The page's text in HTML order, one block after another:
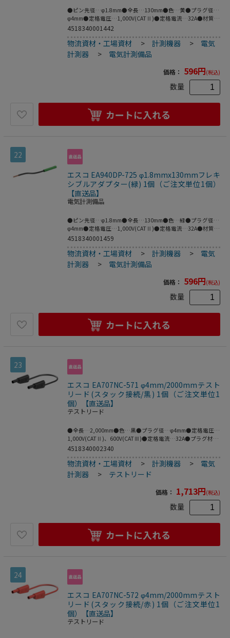
●ピン先径…φ1.8mm●全長…130mm●色…黄●プラグ径…
φ4mm●定格電圧…1,000V(CATⅡ)●定格電流…32A●材質…
真鍮●絶縁タイプ、フレキシブルな銅線アダプタ。●ネジ止
絶縁スリーブ付きφ4mmのMULTILAMプラグに対応。●※プ
ラグとソケットの両方がMULTILAMの場合は接続できませ
ん。●梱包サイズ:105×141×6●梱包重量4g
4518340001442
物流資材・工場資材 >計測機器 > 電気
計測器
> 電気計測備品
価格： 596円(税込)
数量
カートに入れる
22
エスコ EA940DP-725 φ1.8mmx130mmフレキ
シブルアダプター(緑) 1個（ご注文単位1個）
【直送品】
電気計測備品
●ピン先径…φ1.8mm●全長…130mm●色…緑●プラグ径…
φ4mm●定格電圧…1,000V(CATⅡ)●定格電流…32A●材質…
真鍮●絶縁タイプ、フレキシブルな銅線アダプタ。●ネジ止
絶縁スリーブ付きφ4mmのMULTILAMプラグに対応。●※プ
ラグとソケットの両方がMULTILAMの場合は接続できませ
ん。●梱包サイズ:61×136×6●梱包重量6g
4518340001459
物流資材・工場資材 >計測機器 > 電気
計測器
> 電気計測備品
価格： 596円(税込)
数量
カートに入れる
23
エスコ EA707NC-571 φ4mm/2000mmテスト
リード(スタック接続/黒) 1個（ご注文単位1
個）【直送品】
テストリード
●全長…2,000mm●色…黒●プラグ径…φ4mm●定格電圧…
1,000V(CATⅡ)、600V(CATⅢ)●定格電流…32A●プラグ材
質…ニッケル●ケーブル材質…PVC●フレキシブルなケーブ
のMULTILAMプラグ付きテストリード。●MULTILAM付（ば
ね形状の多面接触子付）●※プラグとソケットの両方が
MULTILAM（マルチラム）の場合は接続できません。●ニッ
ケル（Ni）はコストが安く、挿抜耐久性が高い利点があり、
主に保守メンテナンス用途等に需要があります。●梱包サイ
4518340002340
物流資材・工場資材 >計測機器 > 電気
計測器
> テストリード
価格： 1,713円(税込)
数量
カートに入れる
24
エスコ EA707NC-572 φ4mm/2000mmテスト
リード(スタック接続/赤) 1個（ご注文単位1
個）【直送品】
テストリード